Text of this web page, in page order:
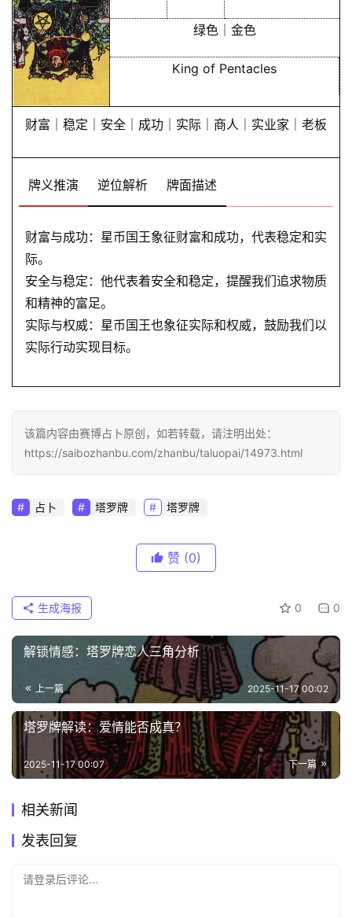
绿色｜金色
King of Pentacles
财富｜稳定｜安全｜成功｜实际｜商人｜实业家｜老板
牌义推演 逆位解析 牌面描述
财富与成功：星币国王象征财富和成功，代表稳定和实
际。
安全与稳定：他代表着安全和稳定，提醒我们追求物质
和精神的富足。
实际与权威：星币国王也象征实际和权威，鼓励我们以
实际行动实现目标。
该篇内容由赛博占卜原创，如若转载，请注明出处：
https://saibozhanbu.com/zhanbu/taluopai/14973.html
占卜 塔罗牌 塔罗牌
赞 (0)
0 0
生成海报
解锁情感：塔罗牌恋人三角分析
上一篇 2025-11-17 00:02
塔罗牌解读：爱情能否成真？
下一篇
2025-11-17 00:07
相关新闻
发表回复
请登录后评论...